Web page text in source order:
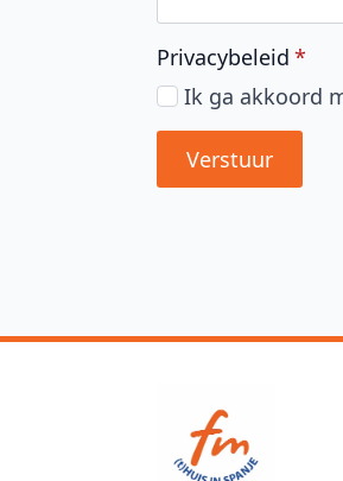
Privacybeleid *
Ik ga akkoord
Verstuur